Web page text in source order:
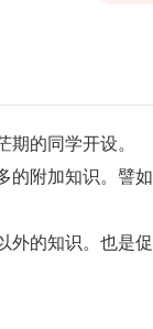
的同学开设。
的附加知识。譬
外的知识。也是